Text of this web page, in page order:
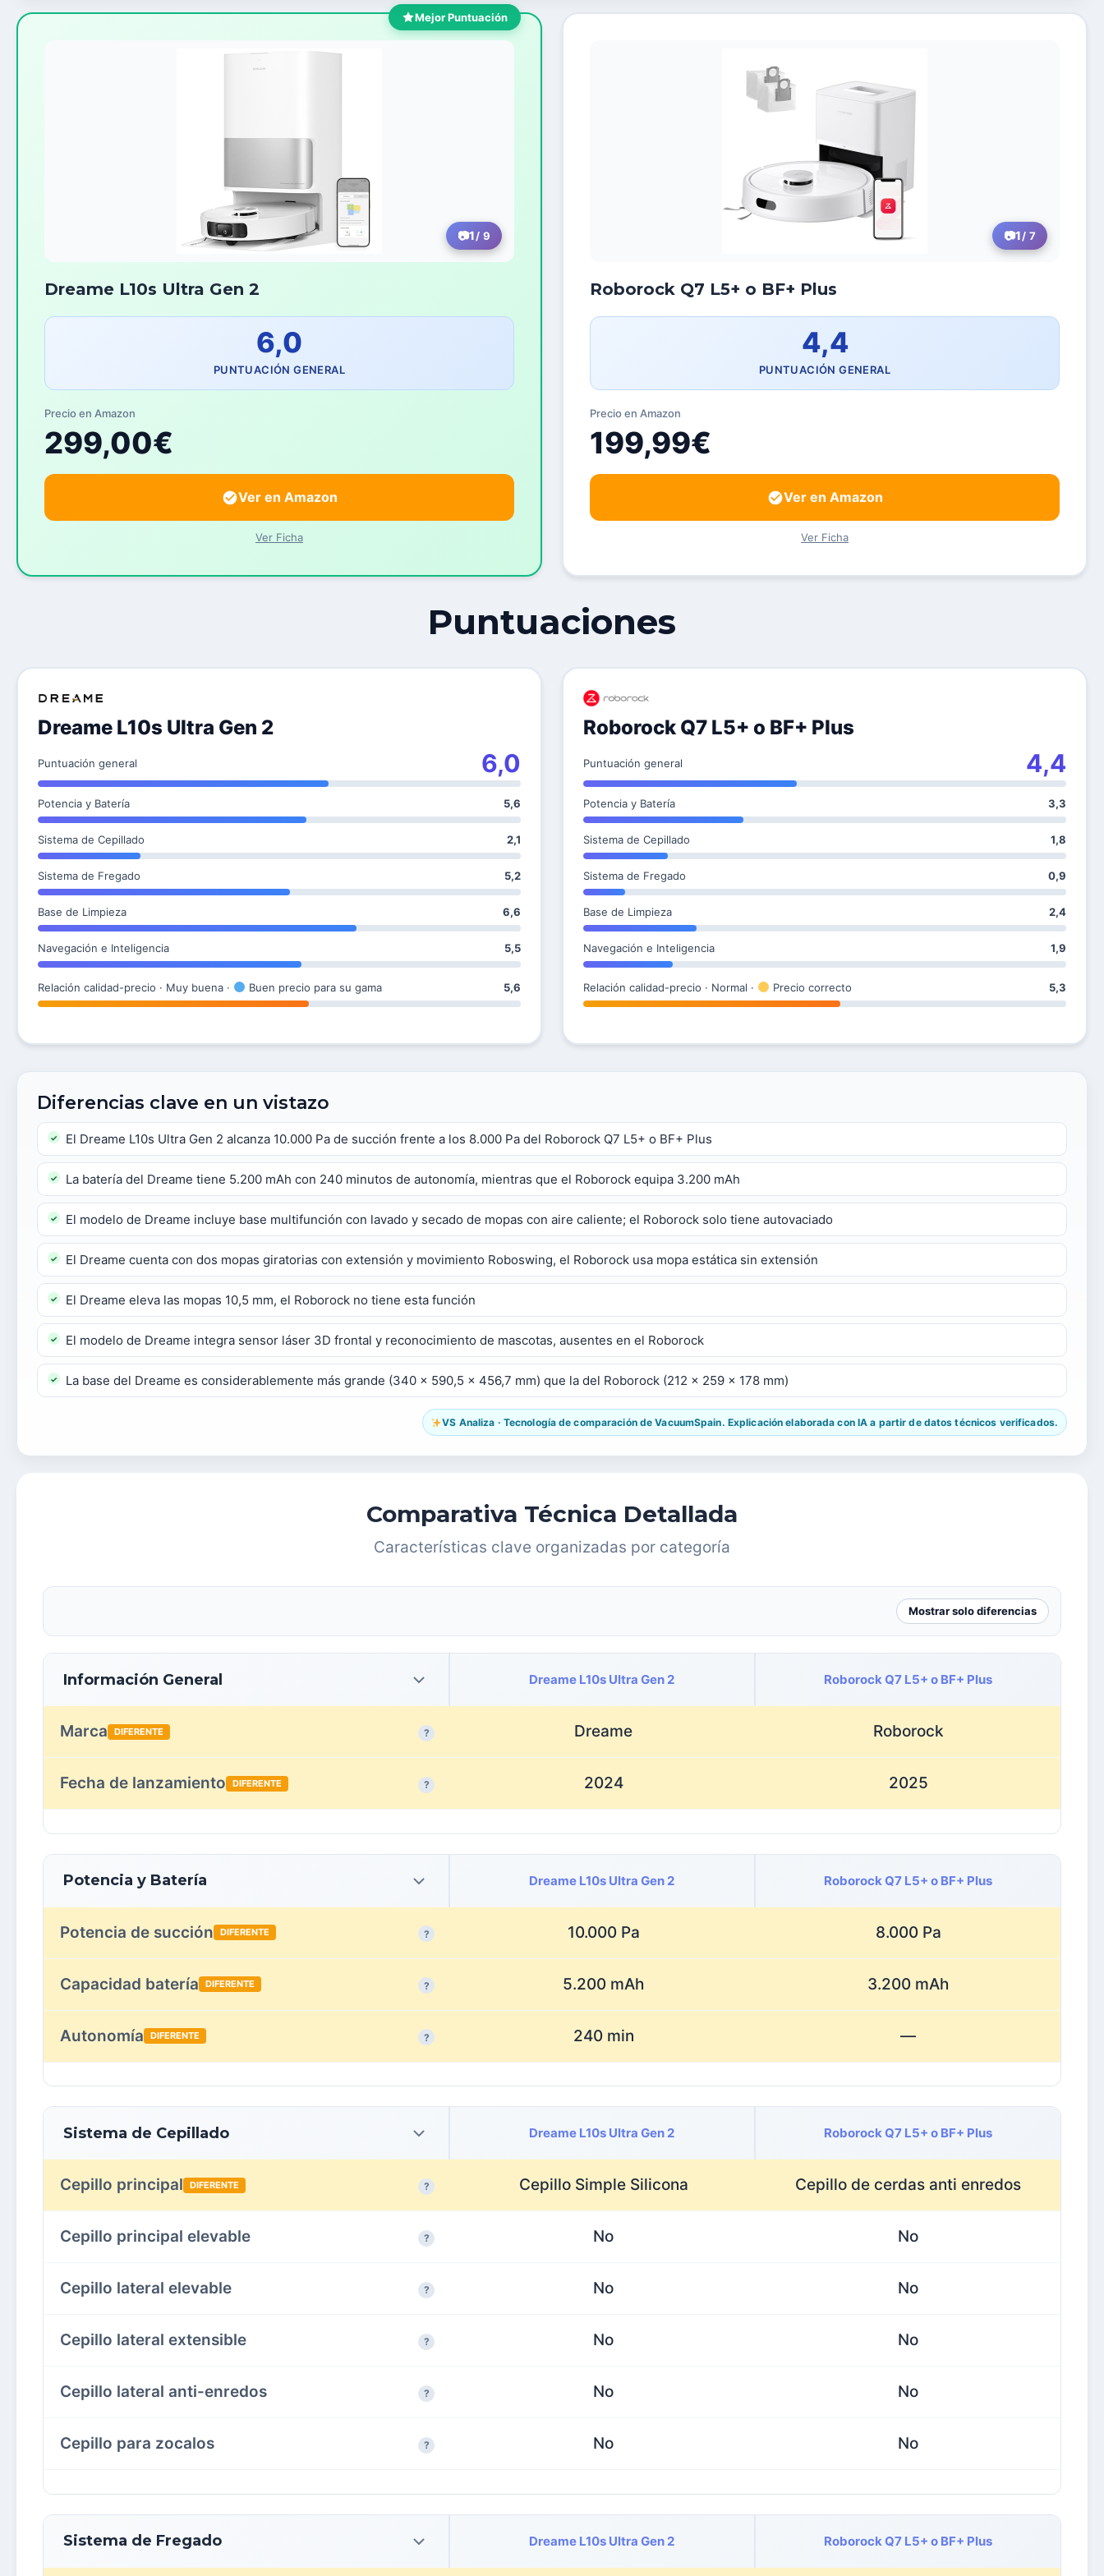
Mejor Puntuación
1/ 9
Dreame L10s Ultra Gen 2
6,0
PUNTUACIÓN GENERAL
Precio en Amazon
299,00€
Ver en Amazon
Ver Ficha
1/ 7
Roborock Q7 L5+ o BF+ Plus
4,4
PUNTUACIÓN GENERAL
Precio en Amazon
199,99€
Ver en Amazon
Ver Ficha
Puntuaciones
Dreame L10s Ultra Gen 2
Puntuación general 6,0
Potencia y Batería 5,6
Sistema de Cepillado 2,1
Sistema de Fregado 5,2
Base de Limpieza 6,6
Navegación e Inteligencia 5,5
Relación calidad-precio · Muy buena · Buen precio para su gama 5,6
Roborock Q7 L5+ o BF+ Plus
Puntuación general 4,4
Potencia y Batería 3,3
Sistema de Cepillado 1,8
Sistema de Fregado 0,9
Base de Limpieza 2,4
Navegación e Inteligencia 1,9
Relación calidad-precio · Normal · Precio correcto 5,3
Diferencias clave en un vistazo
El Dreame L10s Ultra Gen 2 alcanza 10.000 Pa de succión frente a los 8.000 Pa del Roborock Q7 L5+ o BF+ Plus
La batería del Dreame tiene 5.200 mAh con 240 minutos de autonomía, mientras que el Roborock equipa 3.200 mAh
El modelo de Dreame incluye base multifunción con lavado y secado de mopas con aire caliente; el Roborock solo tiene autovaciado
El Dreame cuenta con dos mopas giratorias con extensión y movimiento Roboswing, el Roborock usa mopa estática sin extensión
El Dreame eleva las mopas 10,5 mm, el Roborock no tiene esta función
El modelo de Dreame integra sensor láser 3D frontal y reconocimiento de mascotas, ausentes en el Roborock
La base del Dreame es considerablemente más grande (340 x 590,5 x 456,7 mm) que la del Roborock (212 x 259 x 178 mm)
VS Analiza · Tecnología de comparación de VacuumSpain. Explicación elaborada con IA a partir de datos técnicos verificados.
Comparativa Técnica Detallada
Características clave organizadas por categoría
Mostrar solo diferencias
Información General Dreame L10s Ultra Gen 2 Roborock Q7 L5+ o BF+ Plus
Marca DIFERENTE ? Dreame Roborock
Fecha de lanzamiento DIFERENTE ? 2024 2025
Potencia y Batería Dreame L10s Ultra Gen 2 Roborock Q7 L5+ o BF+ Plus
Potencia de succión DIFERENTE ? 10.000 Pa 8.000 Pa
Capacidad batería DIFERENTE ? 5.200 mAh 3.200 mAh
Autonomía DIFERENTE ? 240 min —
Sistema de Cepillado Dreame L10s Ultra Gen 2 Roborock Q7 L5+ o BF+ Plus
Cepillo principal DIFERENTE ? Cepillo Simple Silicona Cepillo de cerdas anti enredos
Cepillo principal elevable ? No No
Cepillo lateral elevable ? No No
Cepillo lateral extensible ? No No
Cepillo lateral anti-enredos ? No No
Cepillo para zocalos ? No No
Sistema de Fregado Dreame L10s Ultra Gen 2 Roborock Q7 L5+ o BF+ Plus